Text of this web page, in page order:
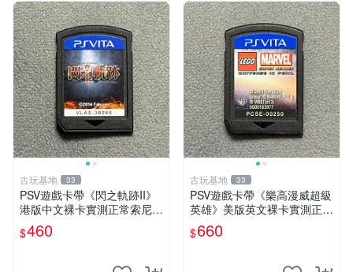
古玩基地 33
PSV遊戲卡帶《閃之軌跡II》
港版中文裸卡實測正常索尼專
用嚴選商品4連購享優惠 閃之
軌跡II PSV 港版 中文 卡帶
$460
古玩基地 33
PSV遊戲卡帶《樂高漫威超級
英雄》美版英文裸卡實測正常
全新嚴選嚴選嚴選
$660